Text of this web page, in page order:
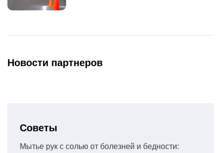
Новости партнеров
Советы
Мытье рук с солью от болезней и бедности: